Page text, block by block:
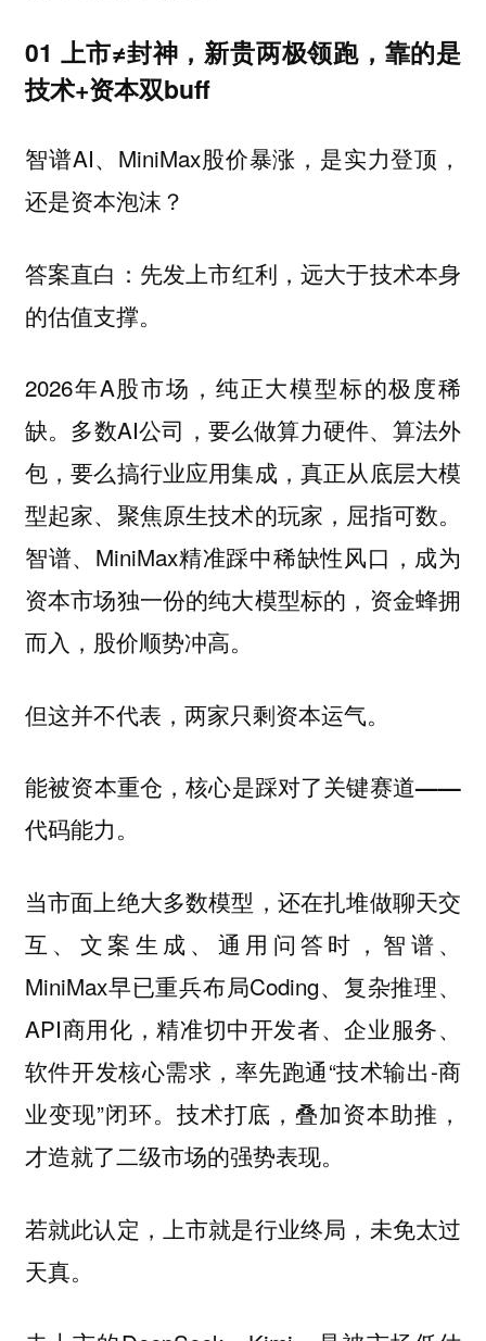
01 上市≠封神，新贵两极领跑，靠的是
技术+资本双buff
智谱AI、MiniMax股价暴涨，是实力登顶，
还是资本泡沫？
答案直白： 先发上市红利，远大于技术本身
的估值支撑。
2026年A股市场，纯正大模型标的极度稀
缺。多数AI公司，要么做算力硬件、算法外
包，要么搞行业应用集成，真正从底层大模
型起家、聚焦原生技术的玩家，屈指可数。
智谱、MiniMax精准踩中稀缺性风口，成为
资本市场独一份的纯大模型标的，资金蜂拥
而入，股价顺势冲高。
但这并不代表，两家只剩资本运气。
能被资本重仓，核心是踩对了关键赛道——
代码能力。
当市面上绝大多数模型，还在扎堆做聊天交
互、文案生成、通用问答时，智谱、
MiniMax早已重兵布局Coding、复杂推理、
API商用化，精准切中开发者、企业服务、
软件开发核心需求，率先跑通“技术输出-商
业变现”闭环。技术打底，叠加资本助推，
才造就了二级市场的强势表现。
若就此认定，上市就是行业终局，未免太过
天真。